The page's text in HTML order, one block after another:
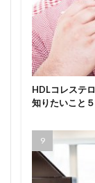
HDLコレステ
知りたいこと